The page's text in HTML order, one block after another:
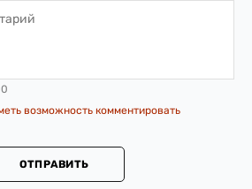
возможность комментировать
ОТПРАВИТЬ